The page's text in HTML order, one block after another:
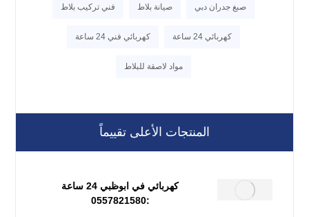
صبغ جدران دبي صيانة بلاط فني تركيب بلاط
كهربائي 24 ساعة كهربائي فني 24 ساعة
مواد لاصقة للبلاط
المنتجات الأعلى تقييماً
كهربائي في ابوظبي 24 ساعة
:0557821580